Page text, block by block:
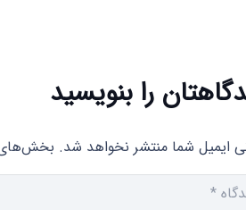
را بنویسید
ایمیل شما منتشر نخواهد شد. بخش‌های